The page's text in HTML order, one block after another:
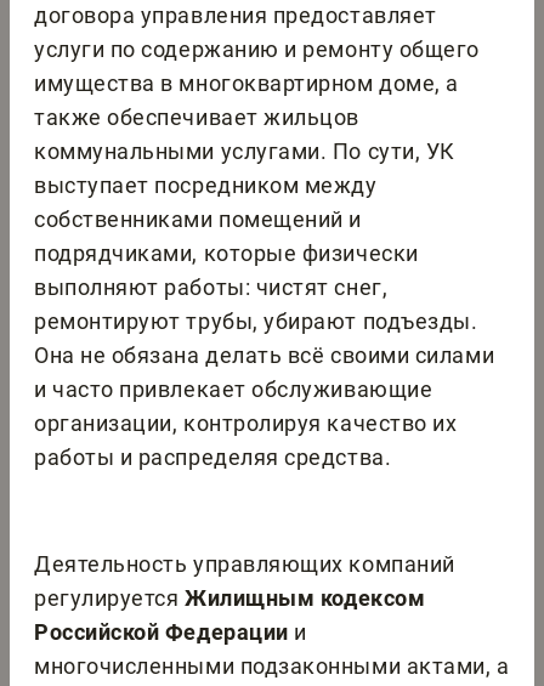
договора управления предоставляет
услуги по содержанию и ремонту общего
имущества в многоквартирном доме, а
также обеспечивает жильцов
коммунальными услугами. По сути, УК
выступает посредником между
собственниками помещений и
подрядчиками, которые физически
выполняют работы: чистят снег,
ремонтируют трубы, убирают подъезды.
Она не обязана делать всё своими силами
и часто привлекает обслуживающие
организации, контролируя качество их
работы и распределяя средства.
Деятельность управляющих компаний
регулируетсяЖилищным кодексом
Российской Федерации и
многочисленными подзаконными актами, а